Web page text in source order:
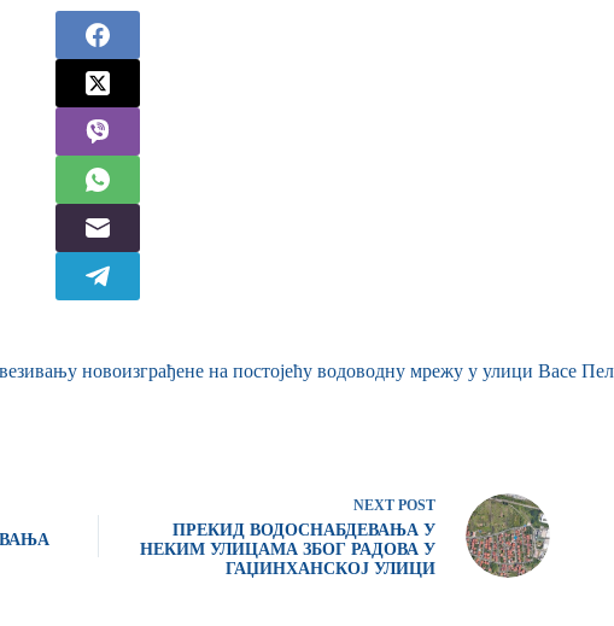
новоизграђене на постојећу водоводну мрежу у улици Васе
NEXT POST
ПРЕКИД ВОДОСНАБДЕВАЊА У
НЕКИМ УЛИЦАМА ЗБОГ РАДОВА У
ГАЏИНХАНСКОЈ УЛИЦИ